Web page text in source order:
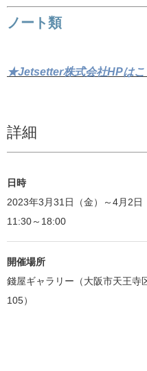
ノート類
★Jetsetter株式会社HPは
詳細
日時
2023年3月31日（金）～4月2日
11:30～18:00
開催場所
錢屋ギャラリー（大阪市天王
105）